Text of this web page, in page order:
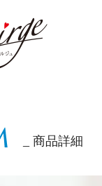
商品詳細